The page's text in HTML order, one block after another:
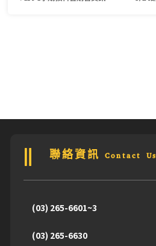
聯絡資訊 Contact Us
(03) 265-6601~3
(03) 265-6630